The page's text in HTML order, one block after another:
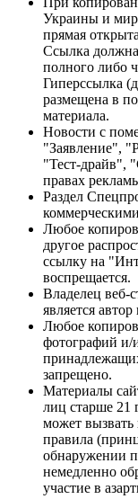
Украины и
прямая
Ссылка
полного либо
Гиперссылка
размещена в
материала.
Новости с
"Заявление",
"Тест-драйв",
правах
Раздел
Любое
другое
ссылку на
воспрещается.
Владелец веб-
является
Любое
фотографий и/
запрещено.
Материалы
лиц старше 21
может
правила
обнаружении
немедленно
участие в